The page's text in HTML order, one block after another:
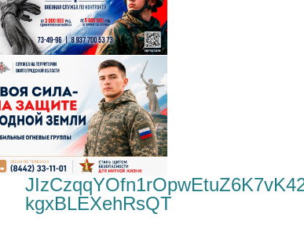
kgxBLEXehRsQT